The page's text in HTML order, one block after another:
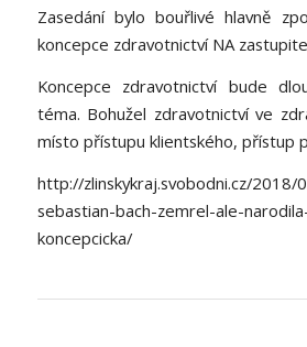
Zasedání bylo bouřlivé hlavně
koncepce zdravotnictví NA
Koncepce zdravotnictví bude
téma. Bohužel zdravotnictví ve
místo přístupu klientského, přístup
http://zlinskykraj.svobodni.cz/2018/
sebastian-bach-zemrel-ale-
koncepcicka/